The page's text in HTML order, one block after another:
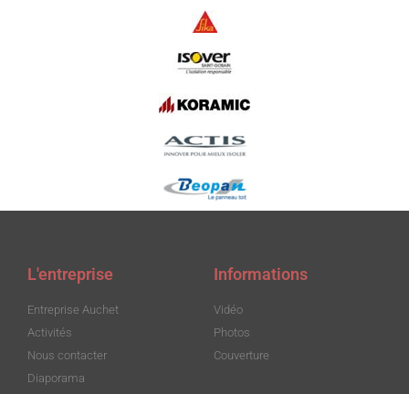
L'entreprise
Entreprise Auchet
Activités
Nous contacter
Diaporama
Informations
Vidéo
Photos
Couverture